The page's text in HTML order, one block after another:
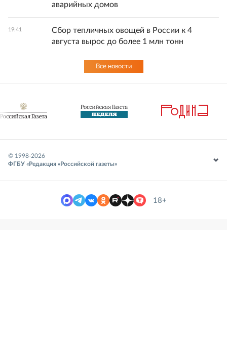
аварийных домов
19:41
Сбор тепличных овощей в России к 4
августа вырос до более 1 млн тонн
Все новости
© 1998-2026
ФГБУ «Редакция «Российской газеты»
18+